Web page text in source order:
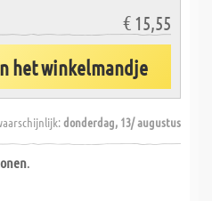
€ 15,55
het winkelmandje
donderdag, 13/ augustus
.